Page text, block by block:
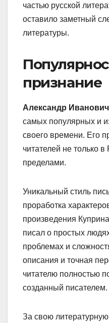
частью русской
оставило заметный
литературы.
признание
Александр
самых популярных и
своего времени. Его
читателей не только
пределами.
Уникальный стиль
проработка
произведения
писал о простых
проблемах и
описания и точная
читателю полностью
созданный писателем.
За свою